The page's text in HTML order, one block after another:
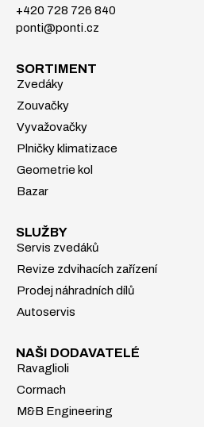
+420 728 726 840
ponti@ponti.cz
SORTIMENT
Zvedáky
Zouvačky
Vyvažovačky
Plničky klimatizace
Geometrie kol
Bazar
SLUŽBY
Servis zvedáků
Revize zdvihacích zařízení
Prodej náhradních dílů
Autoservis
NAŠI DODAVATELÉ
Ravaglioli
Cormach
M&B Engineering